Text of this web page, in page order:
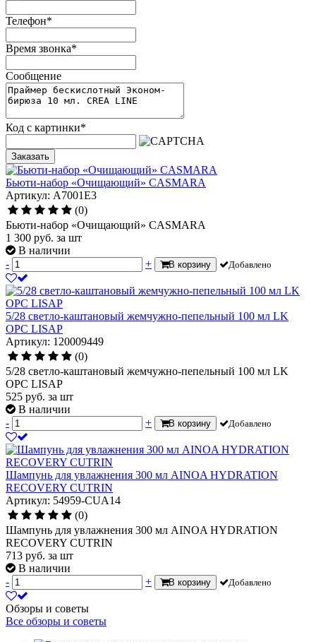
Телефон*
Время звонка*
Сообщение
Код с картинки*
Заказать
Бьюти-набор «Очищающий» CASMARA
Артикул: A7001E3
(0)
Бьюти-набор «Очищающий» CASMARA
1 300 руб. за шт
В наличии
-
+ В корзину Добавлено
5/28 светло-каштановый жемчужно-пепельный 100 мл LK
OPC LISAP
Артикул: 120009449
(0)
5/28 светло-каштановый жемчужно-пепельный 100 мл LK
OPC LISAP
525 руб. за шт
В наличии
-
+ В корзину Добавлено
Шампунь для увлажнения 300 мл AINOA HYDRATION
RECOVERY CUTRIN
Артикул: 54959-CUA14
(0)
Шампунь для увлажнения 300 мл AINOA HYDRATION
RECOVERY CUTRIN
713 руб. за шт
В наличии
-
+ В корзину Добавлено
Обзоры и советы
Все обзоры и советы